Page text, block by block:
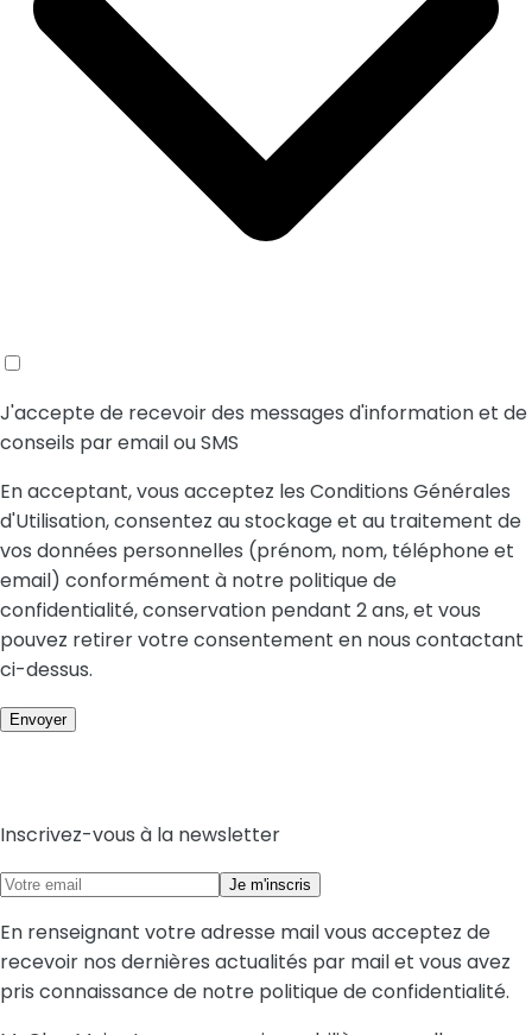
J'accepte de recevoir des messages d'information et de
conseils par email ou SMS
En acceptant, vous acceptez les Conditions Générales
d'Utilisation, consentez au stockage et au traitement de
vos données personnelles (prénom, nom, téléphone et
email) conformément à notre politique de
confidentialité, conservation pendant 2 ans, et vous
pouvez retirer votre consentement en nous contactant
ci-dessus.
Inscrivez-vous à la newsletter
Je m'inscris
En renseignant votre adresse mail vous acceptez de
recevoir nos dernières actualités par mail et vous avez
pris connaissance de notre politique de confidentialité.